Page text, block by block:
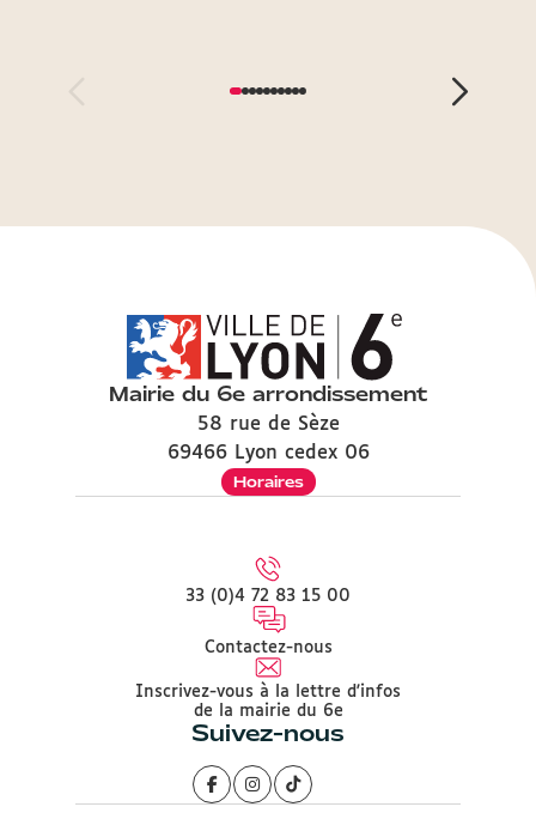
Mairie du 6e arrondissement
58 rue de Sèze
69466 Lyon cedex 06
Horaires
33 (0)4 72 83 15 00
Contactez-nous
Inscrivez-vous à la lettre d'infos
de la mairie du 6e
Suivez-nous